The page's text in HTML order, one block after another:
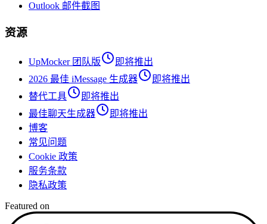
Outlook 邮件截图
资源
UpMocker 团队版
即将推出
2026 最佳 iMessage 生成器
即将推出
替代工具
即将推出
最佳聊天生成器
即将推出
博客
常见问题
Cookie 政策
服务条款
隐私政策
Featured on